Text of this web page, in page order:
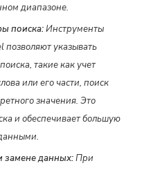
диапазоне.
поиска:Инструменты
позволяют указывать
такие как учет
или его части, поиск
значения. Это
и обеспечивает большую
замене данных:При